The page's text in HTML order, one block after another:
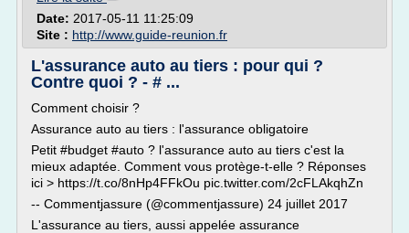
Date: 2017-05-11 11:25:09
Site : http://www.guide-reunion.fr
L'assurance auto au tiers : pour qui ?
Contre quoi ? - # ...
Comment choisir ?
Assurance auto au tiers : l'assurance obligatoire
Petit #budget #auto ? l'assurance auto au tiers c'est la
mieux adaptée. Comment vous protège-t-elle ? Réponses
ici > https://t.co/8nHp4FFkOu pic.twitter.com/2cFLAkqhZn
-- Commentjassure (@commentjassure) 24 juillet 2017
L'assurance au tiers, aussi appelée assurance